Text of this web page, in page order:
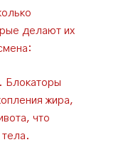
делают их
Блокаторы
жира,
что